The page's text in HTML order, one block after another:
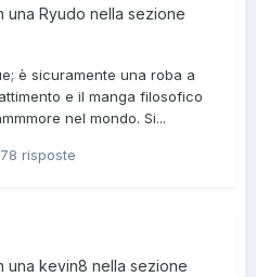
una Ryudo nella sezione
è sicuramente una roba a
e il manga filosofico
nel mondo. Si...
risposte
una kevin8 nella sezione